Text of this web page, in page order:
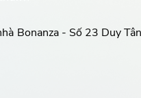
Bonanza - Số 23 Duy